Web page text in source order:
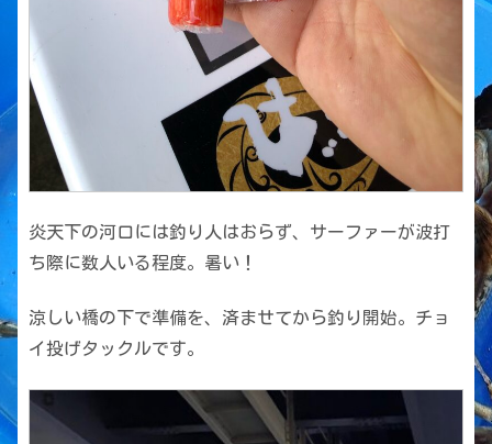
炎天下の河口には釣り人はおらず、サーファーが波打
ち際に数人いる程度。暑い！
涼しい橋の下で準備を、済ませてから釣り開始。チョ
イ投げタックルです。